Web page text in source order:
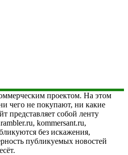
проектом. На этом
чего не покупают, ни какие
представляет собой ленту
kommersant.ru,
без искажения,
публикуемых новостей